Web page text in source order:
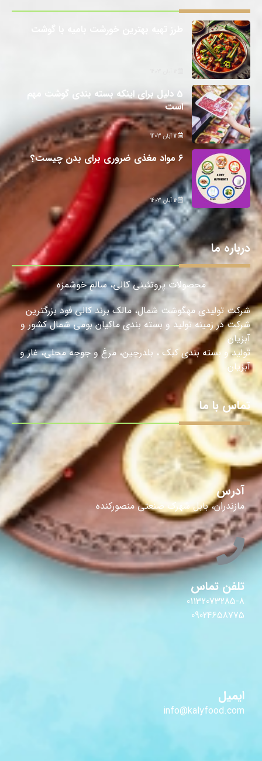
5 دلیل برای اینکه بسته بندی گوشت مهم
است
12 آبان 1403
6 مواد مغذی ضروری برای بدن چیست؟
12 آبان 1403
درباره ما
محصولات پروتئینی کالی، سالمِ خوشمزه
شرکت تولیدی مهگوشت شمال، مالک برند کالی فود بزرگترین
شرکت در زمینه تولید و بسته بندی ماکیان بومی شمال کشور و
آبزیان
تولید و بسته بندی کبک ، بلدرچین، مرغ و جوجه محلی، غاز و
آبزیان.
تماس با ما
آدرس
مازندران، بابل شهرک صنعتی منصورکنده
تلفن تماس
01132073285-8
09024658775
ایمیل
info@kalyfood.com